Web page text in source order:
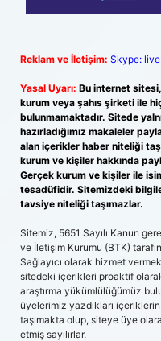
Reklam ve İletişim: Skype:
Yasal Uyarı: Bu internet
kurum veya şahıs şirketi ile
bulunmamaktadır. Sitede
hazırladığımız makaleler
alan içerikler haber niteliği
kurum ve kişiler hakkında
Gerçek kurum ve kişiler ile
tesadüfidir. Sitemizdeki
tavsiye niteliği taşımazlar.
Sitemiz, 5651 Sayılı Kanun
ve İletişim Kurumu (BTK)
Sağlayıcı olarak hizmet
sitedeki içerikleri proaktif
araştırma yükümlülüğümüz
üyelerimiz yazdıkları
taşımakta olup, siteye üye
etmiş sayılırlar.